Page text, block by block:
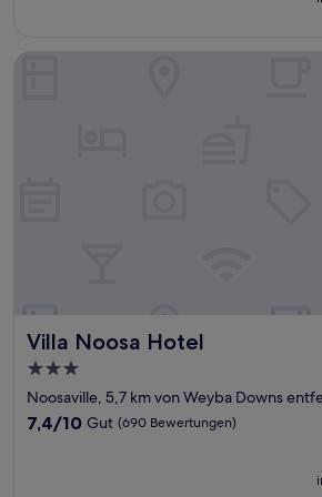
Villa Noosa Hotel
Villa Noosa Hotel
3.0-
Sterne-
Unterkunft
Noosaville, 5,7 km von Weyba Downs
7.4
7,4/10 Gut (690 Bewertungen)
Villa Noosa Hotel